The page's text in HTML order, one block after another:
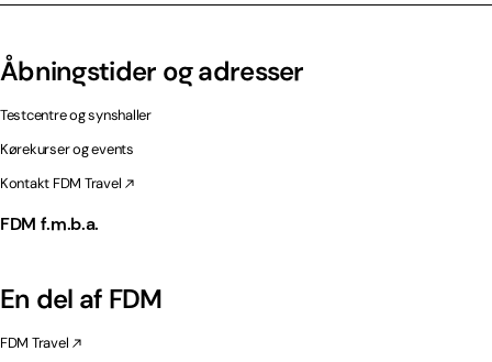
Åbningstider og adresser
Testcentre og synshaller
Kørekurser og events
Kontakt FDM Travel
FDM f.m.b.a.
En del af FDM
FDM Travel